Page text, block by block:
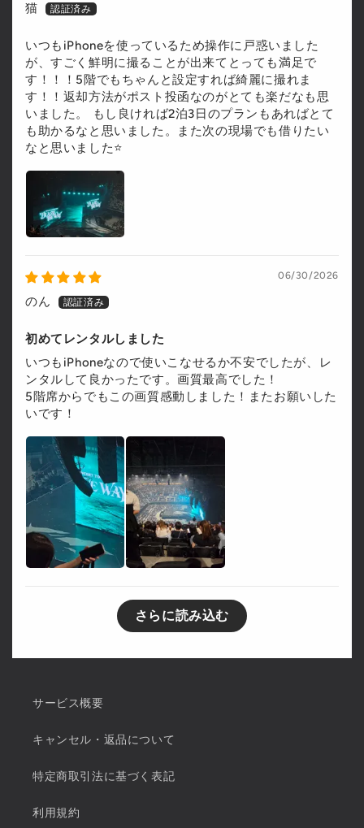
猫
いつもiPhoneを使っているため操作に戸惑いました
が、すごく鮮明に撮ることが出来てとっても満足で
す！！！5階でもちゃんと設定すれば綺麗に撮れま
す！！返却方法がポスト投函なのがとても楽だなも思
いました。 もし良ければ2泊3日のプランもあればとて
も助かるなと思いました。また次の現場でも借りたい
なと思いました⭐️
06/30/2026
のん
初めてレンタルしました
いつもiPhoneなので使いこなせるか不安でしたが、レ
ンタルして良かったです。画質最高でした！
5階席からでもこの画質感動しました！またお願いした
いです！
さらに読み込む
サービス概要
キャンセル・返品について
特定商取引法に基づく表記
利用規約